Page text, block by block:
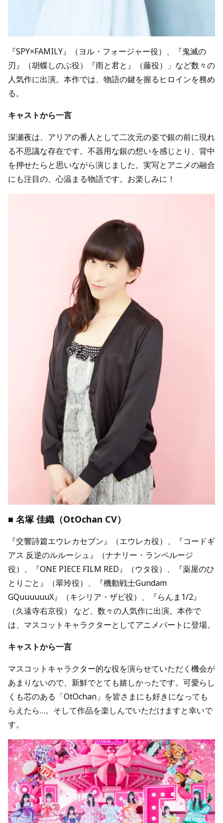
『SPY×FAMILY』（ヨル・フォージャー役）、『鬼滅の
刃』（胡蝶しのぶ役）『雨と君と』（藤役）」など数々の
人気作に出演。本作では、物語の鍵を握るヒロインを務め
る。
キャストから一言
深瀬夜は、アリアの番人として二次元の姿で銀の前に現れ
る不思議な存在です。不器用な銀の想いを感じとり、背中
を押せたらと思いながら演じました。実写とアニメの融合
にも注目の、心温まる物語です。お楽しみに！
■ 名塚 佳織（OtOchan CV）
『交響詩篇エウレカセブン』（エウレカ役）、『コードギ
アス 反逆のルルーシュ』（ナナリー・ランペルージ
役）、『ONE PIECE FILM RED』（ウタ役）、『薬屋のひ
とりごと』（翠玲役）、『機動戦士Gundam
GQuuuuuuX』（キシリア・ザビ役）、『らんま1/2』
（久遠寺右京役） など、数々の人気作に出演。本作で
は、マスコットキャラクターとしてアニメパートに登場。
キャストから一言
マスコットキャラクター的な役を演らせていただく機会が
あまりないので、新鮮でとても嬉しかったです。可愛らし
くも芯のある「OtOchan」を皆さまにも好きになっても
らえたら…。そして作品を楽しんでいただけますと幸いで
す。